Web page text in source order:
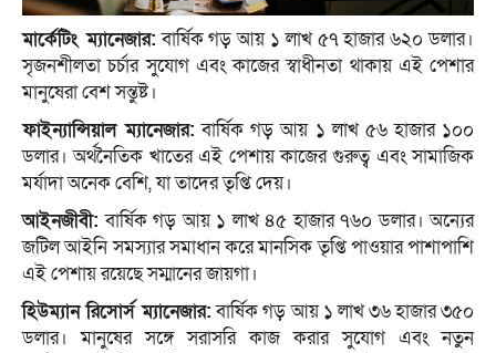
মার্কেটিং ম্যানেজার: বার্ষিক গড় আয় ১ লাখ ৫৭ হাজার ৬২০ ডলার।
সৃজনশীলতা চর্চার সুযোগ এবং কাজের স্বাধীনতা থাকায় এই পেশার
মানুষেরা বেশ সন্তুষ্ট।
ফাইন্যান্সিয়াল ম্যানেজার: বার্ষিক গড় আয় ১ লাখ ৫৬ হাজার ১০০
ডলার। অর্থনৈতিক খাতের এই পেশায় কাজের গুরুত্ব এবং সামাজিক
মর্যাদা অনেক বেশি, যা তাদের তৃপ্তি দেয়।
আইনজীবী: বার্ষিক গড় আয় ১ লাখ ৪৫ হাজার ৭৬০ ডলার। অন্যের
জটিল আইনি সমস্যার সমাধান করে মানসিক তৃপ্তি পাওয়ার পাশাপাশি
এই পেশায় রয়েছে সম্মানের জায়গা।
হিউম্যান রিসোর্স ম্যানেজার:বার্ষিক গড় আয় ১ লাখ ৩৬ হাজার ৩৫০
ডলার। মানুষের সঙ্গে সরাসরি কাজ করার সুযোগ এবং নতুন